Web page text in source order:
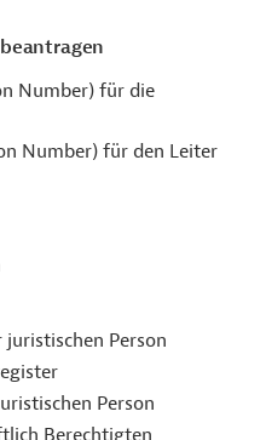
Number) für die
Number) für den Leiter
Person
Person
Berechtigten